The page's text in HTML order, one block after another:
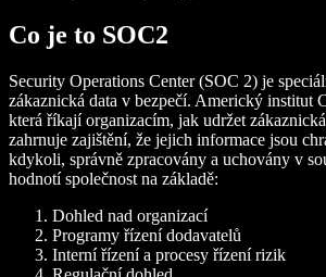
Co je to SOC2
Security Operations Center (SOC 2) je
zákaznická data v bezpečí. Americký institut
která říkají organizacím, jak udržet
zahrnuje zajištění, že jejich informace jsou
kdykoli, správně zpracovány a uchovány v
hodnotí společnost na základě:
Dohled nad organizací
Programy řízení dodavatelů
Interní řízení a procesy řízení rizik